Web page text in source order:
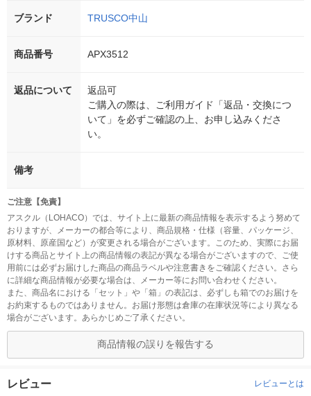
ブランド TRUSCO中山
商品番号 APX3512
返品について
返品可
ご購入の際は、ご利用ガイド「返品・交換につ
いて」を必ずご確認の上、お申し込みくださ
い。
備考
ご注意【免責】
アスクル（LOHACO）では、サイト上に最新の商品情報を表示するよう努めて
おりますが、メーカーの都合等により、商品規格・仕様（容量、パッケージ、
原材料、原産国など）が変更される場合がございます。このため、実際にお届
けする商品とサイト上の商品情報の表記が異なる場合がございますので、ご使
用前には必ずお届けした商品の商品ラベルや注意書きをご確認ください。さら
に詳細な商品情報が必要な場合は、メーカー等にお問い合わせください。
また、商品名における「セット」や「箱」の表記は、必ずしも箱でのお届けを
お約束するものではありません。お届け形態は倉庫の在庫状況等により異なる
場合がございます。あらかじめご了承ください。
商品情報の誤りを報告する
レビュー レビューとは